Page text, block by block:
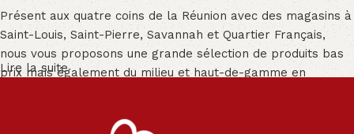
Présent aux quatre coins de la Réunion avec des magasins à
Saint-Louis, Saint-Pierre, Savannah et Quartier Français,
nous vous proposons une grande sélection de produits bas
prix mais également du milieu et haut-de-gamme en
Salon angle - Salon convertible - Salon relax - Canapé -
Lire la suite